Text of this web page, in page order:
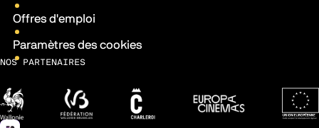
Offres d'emploi
Paramètres des cookies
NOS PARTENAIRES
Wallonie Fédération Wallonie-Bruxelles
Ville de CharleroiEuropa Cinemas